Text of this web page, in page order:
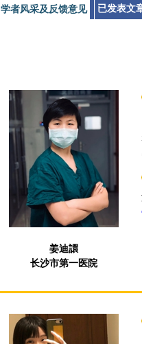
学者风采及反馈意见 已发表文
姜迪譞
长沙市第一医院